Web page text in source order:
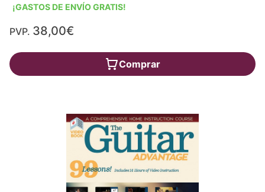
¡GASTOS DE ENVÍO GRATIS!
PVP. 38,00€
Comprar